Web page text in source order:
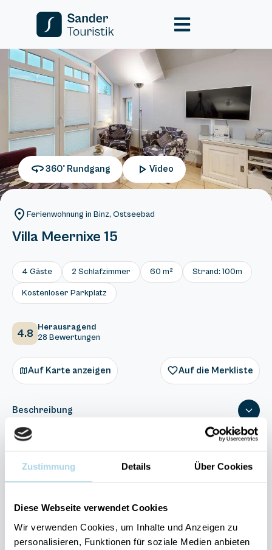
Zustimmung Details Über Cookies
Diese Webseite verwendet Cookies
Wir verwenden Cookies, um Inhalte und Anzeigen zu
personalisieren, Funktionen für soziale Medien anbieten
360° Rundgang Video
Ferienwohnung in Binz, Ostseebad
Villa Meernixe 15
4 Gäste 2 Schlafzimmer 60 m² Strand: 100m
Kostenloser Parkplatz
4.8 Herausragend
28 Bewertungen
Auf Karte anzeigen Auf die Merkliste
Beschreibung
Ausstattung